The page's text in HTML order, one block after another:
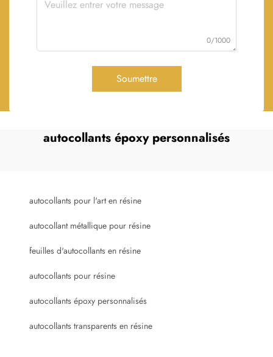
0/1000
Soumettre
autocollants époxy personnalisés
autocollants pour l'art en résine
autocollant métallique pour résine
feuilles d'autocollants en résine
autocollants pour résine
autocollants époxy personnalisés
autocollants transparents en résine